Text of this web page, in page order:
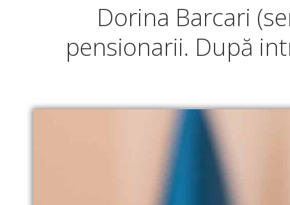
Dorina Barcari
pensionarii. După